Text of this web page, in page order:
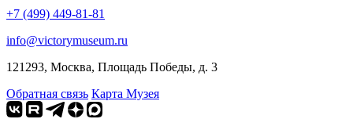
+7 (499) 449-81-81
info@victorymuseum.ru
121293, Москва, Площадь Победы, д. 3
Обратная связь Карта Музея